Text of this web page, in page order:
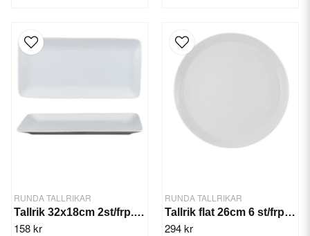
RUNDA TALLRIKAR
Tallrik 32x18cm 2st/frp. Quadro
158 kr
RUNDA TALLRIKAR
Tallrik flat 26cm 6 st/frp. Trendy
294 kr